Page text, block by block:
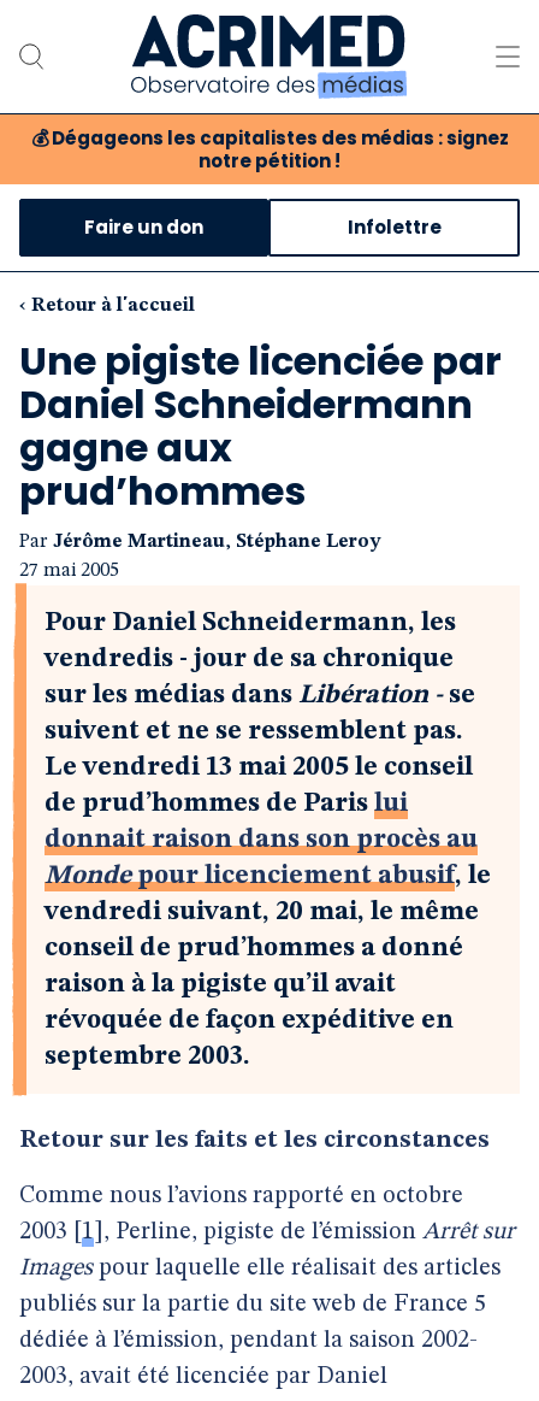
💰 Dégageons les capitalistes des médias : signez
notre pétition !
Notre association
Notre critique des médias
Nos propositions
Notre revue
Boutique
Faire un don Infolettre
‹ Retour à l'accueil
Une pigiste licenciée par
Daniel Schneidermann
gagne aux
prud’hommes
Par Jérôme Martineau, Stéphane Leroy
27 mai 2005
Pour Daniel Schneidermann, les
vendredis - jour de sa chronique
sur les médias dans Libération - se
suivent et ne se ressemblent pas.
Le vendredi 13 mai 2005 le conseil
de prud’hommes de Paris lui
donnait raison dans son procès au
Mondepour licenciement abusif, le
vendredi suivant, 20 mai, le même
conseil de prud’hommes a donné
raison à la pigiste qu’il avait
révoquée de façon expéditive en
septembre 2003.
Retour sur les faits et les circonstances
Comme nous l’avions rapporté en octobre
2003
1 , Perline, pigiste de l’émission Arrêt sur
Imagespour laquelle elle réalisait des articles
publiés sur la partie du site web de France 5
dédiée à l’émission, pendant la saison 2002-
2003, avait été licenciée par Daniel